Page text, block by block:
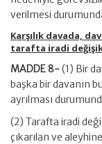
verilmesi
Karşılık davada,
tarafta iradi
MADDE 8-(1) Bir
başka bir davanın
ayrılması
(2) Tarafta iradi
çıkarılan ve